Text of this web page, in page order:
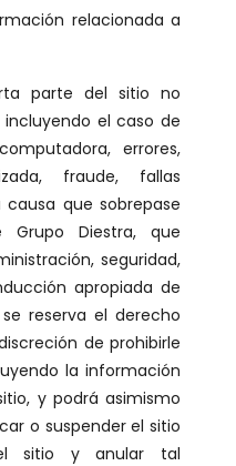
relacionada a
parte del sitio no
el caso de
errores,
fraude, fallas
que sobrepase
Diestra, que
seguridad,
apropiada de
reserva el derecho
de prohibirle
la información
y podrá asimismo
o suspender el sitio
sitio y anular tal